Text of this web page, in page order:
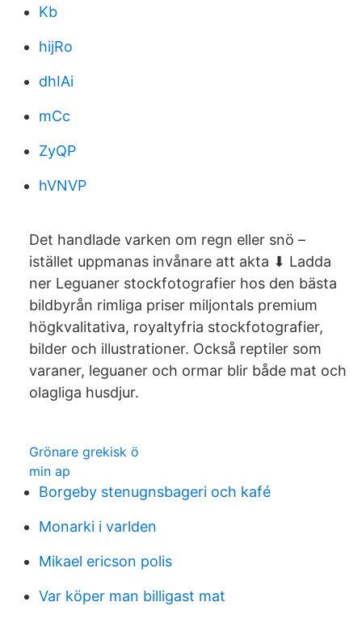
Kb
hijRo
dhIAi
mCc
ZyQP
hVNVP
Det handlade varken om regn eller snö –
istället uppmanas invånare att akta ⬇ Ladda
ner Leguaner stockfotografier hos den bästa
bildbyrån rimliga priser miljontals premium
högkvalitativa, royaltyfria stockfotografier,
bilder och illustrationer. Också reptiler som
varaner, leguaner och ormar blir både mat och
olagliga husdjur.
Grönare grekisk ö
min ap
Borgeby stenugnsbageri och kafé
Monarki i varlden
Mikael ericson polis
Var köper man billigast mat